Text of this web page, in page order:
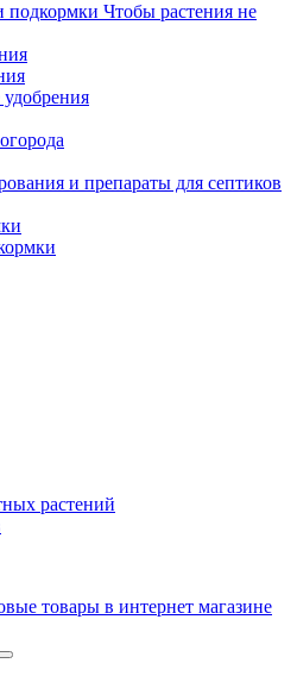
подкормки Чтобы растения не
и препараты для септиков
растений
товары в интернет магазине